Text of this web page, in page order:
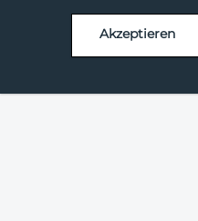
Akzeptieren